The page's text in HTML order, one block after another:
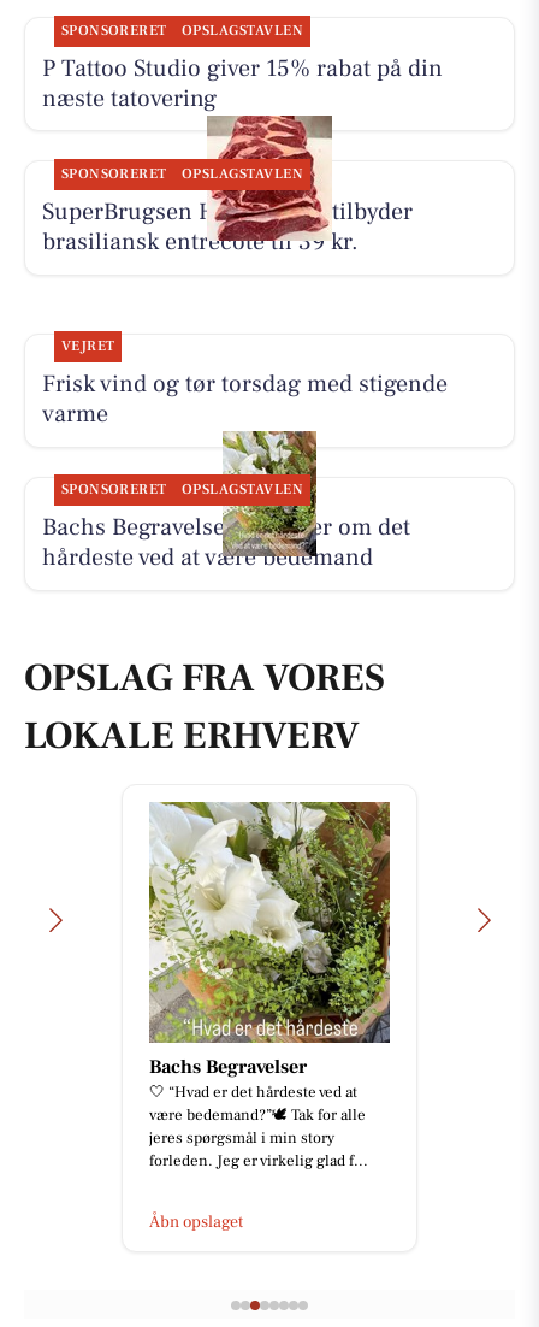
SPONSORERET OPSLAGSTAVLEN
P Tattoo Studio giver 15% rabat på din
næste tatovering
SPONSORERET OPSLAGSTAVLEN
SuperBrugsen Hammerum tilbyder
brasiliansk entrecôte til 39 kr.
VEJRET
Frisk vind og tør torsdag med stigende
varme
SPONSORERET OPSLAGSTAVLEN
Bachs Begravelser fortæller om det
hårdeste ved at være bedemand
OPSLAG FRA VORES
LOKALE ERHVERV
Bachs Begravelser
🤍 “Hvad er det hårdeste ved at
være bedemand?”🕊️ Tak for alle
jeres spørgsmål i min story
forleden. Jeg er virkelig glad f...
Åbn opslaget